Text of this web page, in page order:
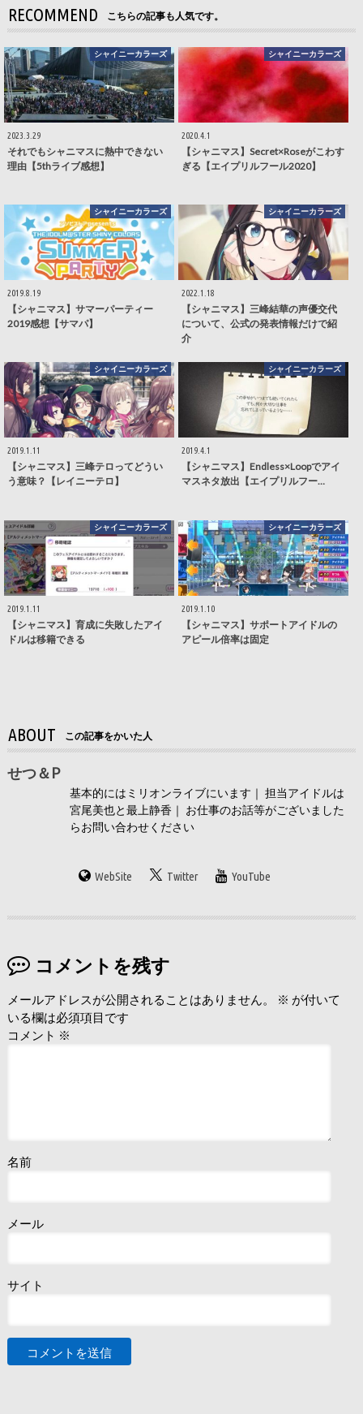
RECOMMEND こちらの記事も人気です。
シャイニーカラーズ
2023.3.29
それでもシャニマスに熱中できない
理由【5thライブ感想】
シャイニーカラーズ
2020.4.1
【シャニマス】Secret×Roseがこわす
ぎる【エイプリルフール2020】
シャイニーカラーズ
2019.8.19
【シャニマス】サマーパーティー
2019感想【サマパ】
シャイニーカラーズ
2022.1.18
【シャニマス】三峰結華の声優交代
について、公式の発表情報だけで紹
介
シャイニーカラーズ
2019.1.11
【シャニマス】三峰テロってどうい
う意味？【レイニーテロ】
シャイニーカラーズ
2019.4.1
【シャニマス】Endless×Loopでアイ
マスネタ放出【エイプリルフー…
シャイニーカラーズ
2019.1.11
【シャニマス】育成に失敗したアイ
ドルは移籍できる
シャイニーカラーズ
2019.1.10
【シャニマス】サポートアイドルの
アピール倍率は固定
ABOUT この記事をかいた人
せつ＆P
基本的にはミリオンライブにいます｜ 担当アイドルは
宮尾美也と最上静香｜ お仕事のお話等がございました
らお問い合わせください
WebSite Twitter YouTube
コメントを残す
メールアドレスが公開されることはありません。 ※ が付いて
いる欄は必須項目です
コメント ※
名前
メール
サイト